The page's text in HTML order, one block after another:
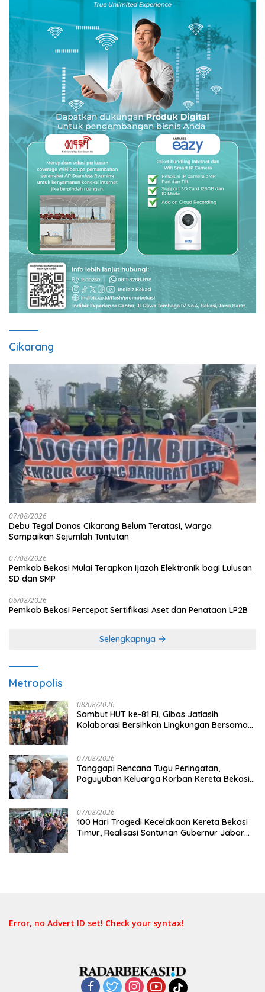
Cikarang
07/08/2026
Debu Tegal Danas Cikarang Belum Teratasi, Warga
Sampaikan Sejumlah Tuntutan
07/08/2026
Pemkab Bekasi Mulai Terapkan Ijazah Elektronik bagi Lulusan
SD dan SMP
06/08/2026
Pemkab Bekasi Percepat Sertifikasi Aset dan Penataan LP2B
Selengkapnya
Metropolis
08/08/2026
Sambut HUT ke-81 RI, Gibas Jatiasih
Kolaborasi Bersihkan Lingkungan Bersama
07/08/2026
Tanggapi Rencana Tugu Peringatan,
Paguyuban Keluarga Korban Kereta Bekasi
07/08/2026
100 Hari Tragedi Kecelakaan Kereta Bekasi
Timur, Realisasi Santunan Gubernur Jabar
Error, no Advert ID set! Check your syntax!